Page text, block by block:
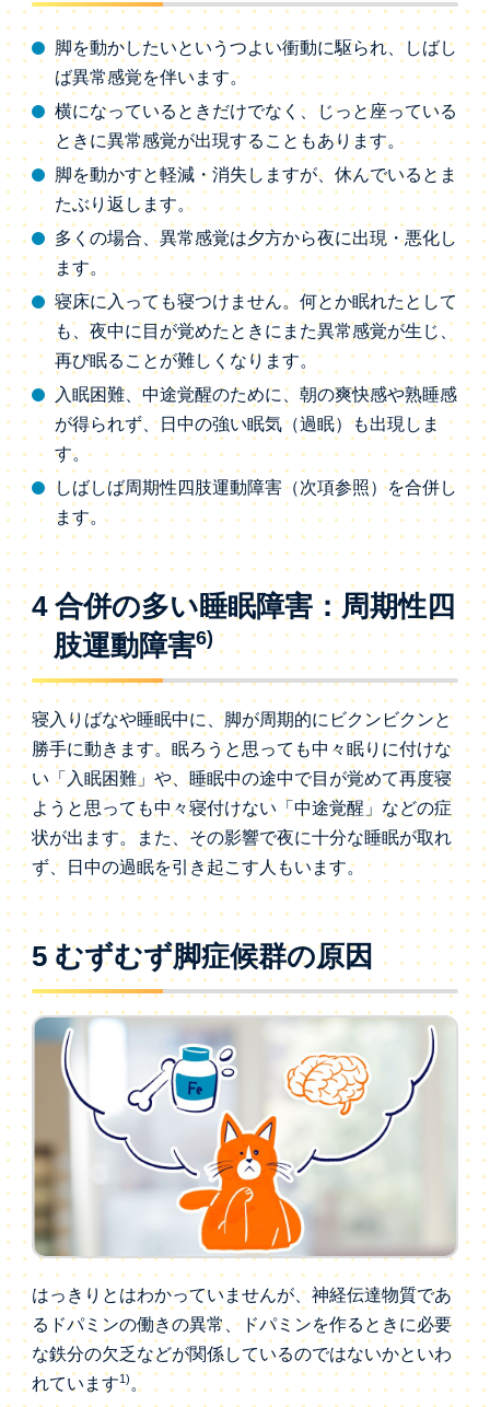
脚を動かしたいというつよい衝動に駆られ、しばし
ば異常感覚を伴います。
横になっているときだけでなく、じっと座っている
ときに異常感覚が出現することもあります。
脚を動かすと軽減・消失しますが、休んでいるとま
たぶり返します。
多くの場合、異常感覚は夕方から夜に出現・悪化し
ます。
寝床に入っても寝つけません。何とか眠れたとして
も、夜中に目が覚めたときにまた異常感覚が生じ、
再び眠ることが難しくなります。
入眠困難、中途覚醒のために、朝の爽快感や熟睡感
が得られず、日中の強い眠気（過眠）も出現しま
す。
しばしば周期性四肢運動障害（次項参照）を合併し
ます。
4 合併の多い睡眠障害：周期性四
肢運動障害6)
寝入りばなや睡眠中に、脚が周期的にビクンビクンと
勝手に動きます。眠ろうと思っても中々眠りに付けな
い「入眠困難」や、睡眠中の途中で目が覚めて再度寝
ようと思っても中々寝付けない「中途覚醒」などの症
状が出ます。また、その影響で夜に十分な睡眠が取れ
ず、日中の過眠を引き起こす人もいます。
5 むずむず脚症候群の原因
はっきりとはわかっていませんが、神経伝達物質であ
るドパミンの働きの異常、ドパミンを作るときに必要
な鉄分の欠乏などが関係しているのではないかといわ
れています1) 。